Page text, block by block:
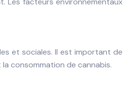
et sociales. Il est important de
consommation de cannabis.